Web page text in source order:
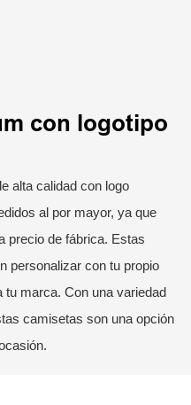
con logotipo
alta calidad con logo
al por mayor, ya que
precio de fábrica. Estas
personalizar con tu propio
tu marca. Con una variedad
camisetas son una opción